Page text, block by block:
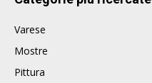
Varese
Mostre
Pittura